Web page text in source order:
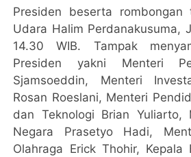
Presiden beserta
Udara Halim Perdanakusuma,
14.30 WIB. Tampak
Presiden yakni Menteri
Sjamsoeddin, Menteri
Rosan Roeslani, Menteri
dan Teknologi Brian Yuliarto,
Negara Prasetyo Hadi,
Olahraga Erick Thohir, Kepala